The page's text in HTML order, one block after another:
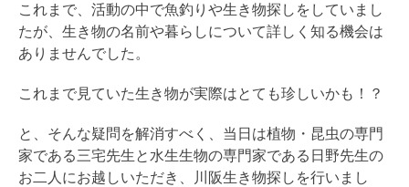
これまで、活動の中で魚釣りや生き物探しをしていまし
たが、生き物の名前や暮らしについて詳しく知る機会は
ありませんでした。
これまで見ていた生き物が実際はとても珍しいかも！？
と、そんな疑問を解消すべく、当日は植物・昆虫の専門
家である三宅先生と水生生物の専門家である日野先生の
お二人にお越しいただき、川阪生き物探しを行いまし